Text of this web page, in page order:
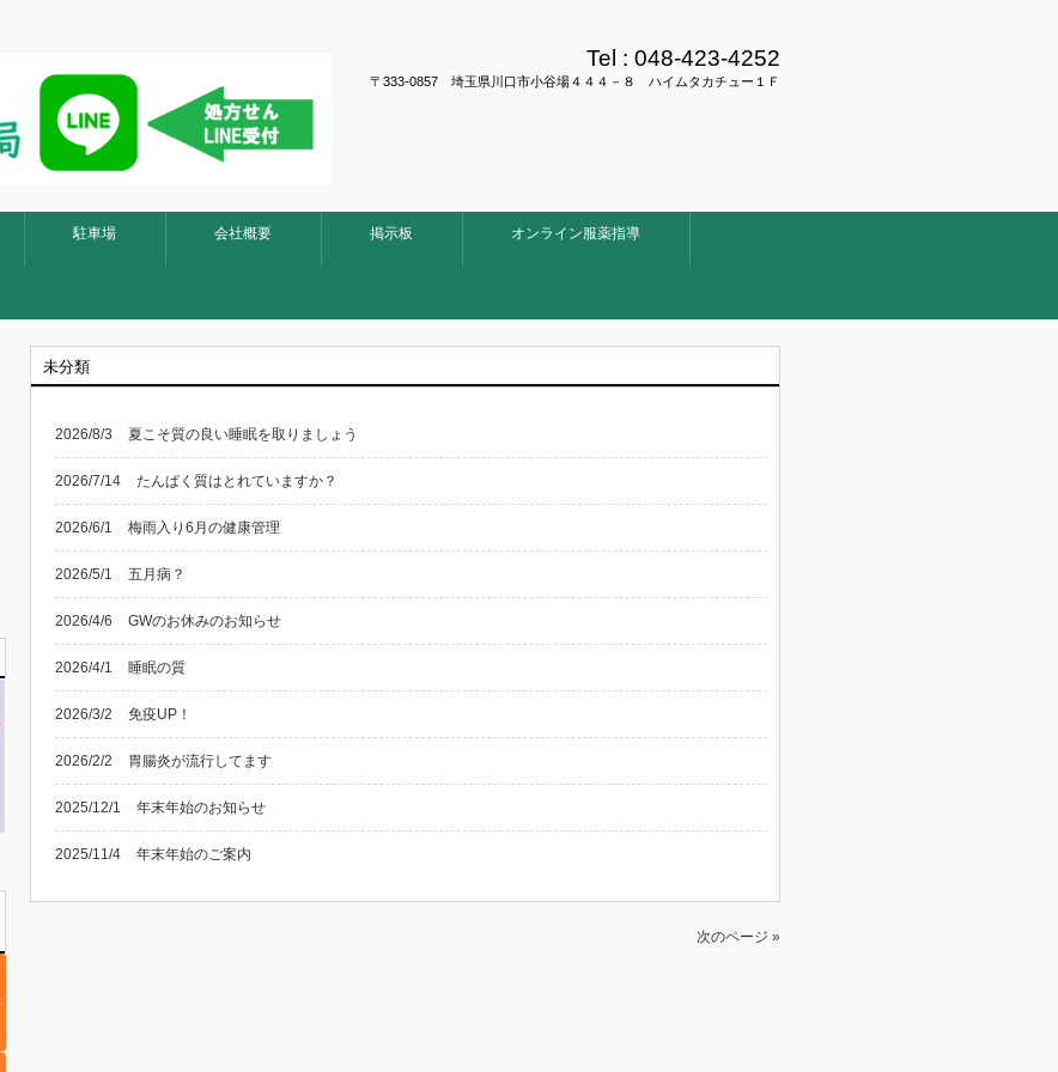
Tel : 048-423-4252
〒333-0857 埼玉県川口市小谷場４４４－８ ハイムタカチュー１Ｆ
駐車場 会社概要 掲示板 オンライン服薬指導
未分類
2026/8/3 夏こそ質の良い睡眠を取りましょう
2026/7/14 たんぱく質はとれていますか？
2026/6/1 梅雨入り6月の健康管理
2026/5/1 五月病？
2026/4/6 GWのお休みのお知らせ
2026/4/1 睡眠の質
2026/3/2 免疫UP！
2026/2/2 胃腸炎が流行してます
2025/12/1 年末年始のお知らせ
2025/11/4 年末年始のご案内
次のページ »